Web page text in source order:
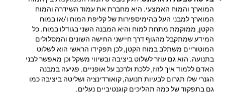
המוארך והמוח האמצעי. היא מחברת את עמוד השידרה והמוח
המוארך למבני העל בהימיספירות של קליפת המוח ו/או במוח
הקטן, ממוקמת מתחת למוח והיא המבנה השני בגודלו במוח. כל
המידע שמתקבל מהגוף דרך חיישני החישה השונים והמסלולים
המוטוריים משתלב במוח הקטן, לכן תפקידו הראשי הוא לשלוט
בתנועה. הוא גם עוזר לשלוט ביציבה ובשיווי משקל וכן מאפשר לבני
האדם ללמוד איך לזוז, ללכת ולרכב על אופניים. פגיעה במבנה
הגנרי שלו תגרום לבעיות תנועה, קואורדינציה ושליטה ביציבה כמו
גם בתפקוד של כמה תהליכים קוגנטיביים נעלים.